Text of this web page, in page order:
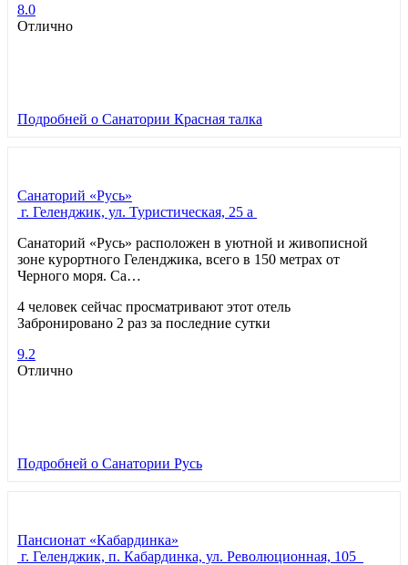
8.0
Отлично
Подробней о Санатории Красная талка
Санаторий «Русь»
г. Геленджик, ул. Туристическая, 25 а
Санаторий «Русь» расположен в уютной и живописной
зоне курортного Геленджика, всего в 150 метрах от
Черного моря. Са…
4 человек сейчас просматривают этот отель
Забронировано 2 раз за последние сутки
9.2
Отлично
Подробней о Санатории Русь
Пансионат «Кабардинка»
г. Геленджик, п. Кабардинка, ул. Революционная, 105